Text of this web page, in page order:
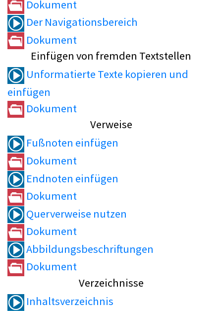
Dokument
Der Navigationsbereich
Dokument
Einfügen von fremden Textstellen
Unformatierte Texte kopieren und
einfügen
Dokument
Verweise
Fußnoten einfügen
Dokument
Endnoten einfügen
Dokument
Querverweise nutzen
Dokument
Abbildungsbeschriftungen
Dokument
Verzeichnisse
Inhaltsverzeichnis